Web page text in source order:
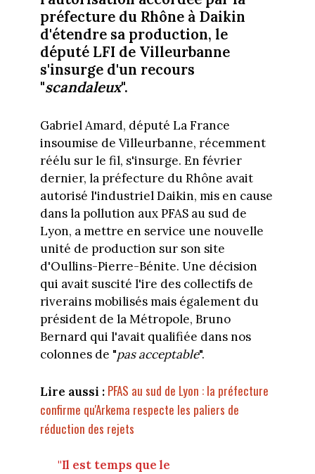
préfecture du Rhône à Daikin
d'étendre sa production, le
député LFI de Villeurbanne
s'insurge d'un recours
"scandaleux".
Gabriel Amard, député La France
insoumise de Villeurbanne, récemment
réélu sur le fil, s'insurge. En février
dernier, la préfecture du Rhône avait
autorisé l'industriel Daikin, mis en cause
dans la pollution aux PFAS au sud de
Lyon, a mettre en service une nouvelle
unité de production sur son site
d'Oullins-Pierre-Bénite. Une décision
qui avait suscité l'ire des collectifs de
riverains mobilisés mais également du
président de la Métropole, Bruno
Bernard qui l'avait qualifiée dans nos
colonnes de "pas acceptable".
Lire aussi : PFAS au sud de Lyon : la préfecture
confirme qu'Arkema respecte les paliers de
réduction des rejets
"Il est temps que le